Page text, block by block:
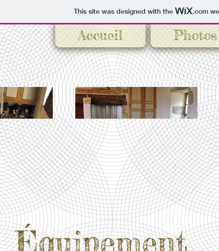
This site was designed with the .com
Accueil Photos
Équipement